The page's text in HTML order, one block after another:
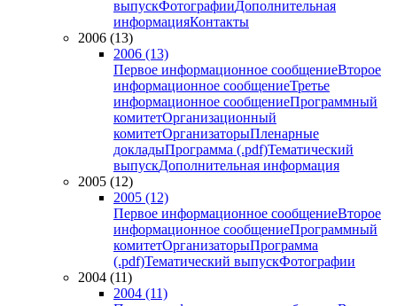
выпускФотографииДополнительная
информацияКонтакты
2006 (13)
2006 (13)
Первое информационное сообщениеВторое
информационное сообщениеТретье
информационное сообщениеПрограммный
комитетОрганизационный
комитетОрганизаторыПленарные
докладыПрограмма (.pdf)Тематический
выпускДополнительная информация
2005 (12)
2005 (12)
Первое информационное сообщениеВторое
информационное сообщениеПрограммный
комитетОрганизаторыПрограмма
(.pdf)Тематический выпускФотографии
2004 (11)
2004 (11)